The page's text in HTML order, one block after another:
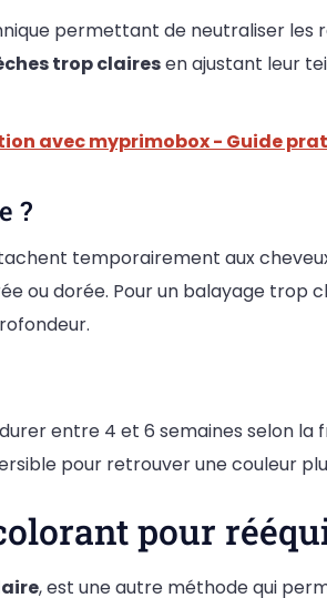
permettant de neutraliser les
trop clairesen ajustant leur
avec myprimobox - Guide
?
temporairement aux
ou dorée. Pour un balayage
entre 4 et 6 semaines selon la
pour retrouver une couleur
pour
, est une autre méthode qui